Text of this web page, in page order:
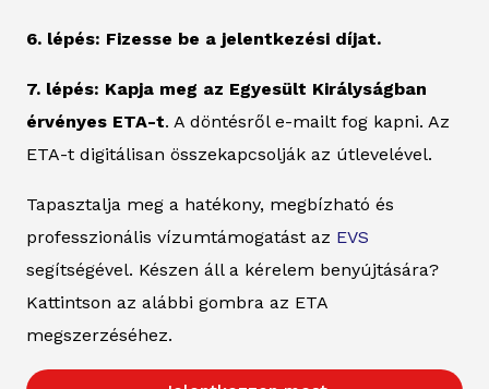
6. lépés: Fizesse be a jelentkezési díjat.
7. lépés: Kapja meg az Egyesült Királyságban
érvényes ETA-t. A döntésről e-mailt fog kapni. Az
ETA-t digitálisan összekapcsolják az útlevelével.
Tapasztalja meg a hatékony, megbízható és
professzionális vízumtámogatást az EVS
segítségével. Készen áll a kérelem benyújtására?
Kattintson az alábbi gombra az ETA
megszerzéséhez.